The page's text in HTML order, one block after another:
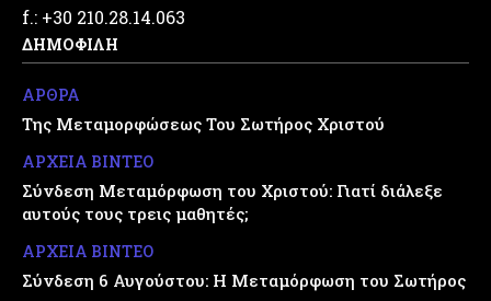
f.: +30 210.28.14.063
ΔΗΜΟΦΙΛΗ
ΑΡΘΡΑ
Της Μεταμορφώσεως Του Σωτήρος Χριστού
ΑΡΧΕΙΑ ΒΙΝΤΕΟ
Σύνδεση Μεταμόρφωση του Χριστού: Γιατί διάλεξε
αυτούς τους τρεις μαθητές;
ΑΡΧΕΙΑ ΒΙΝΤΕΟ
Σύνδεση 6 Αυγούστου: Η Μεταμόρφωση του Σωτήρος